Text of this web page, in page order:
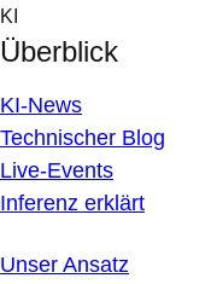
Skip
to
content
KI
Überblick
KI-News
Technischer Blog
Live-Events
Inferenz erklärt
Unser Ansatz